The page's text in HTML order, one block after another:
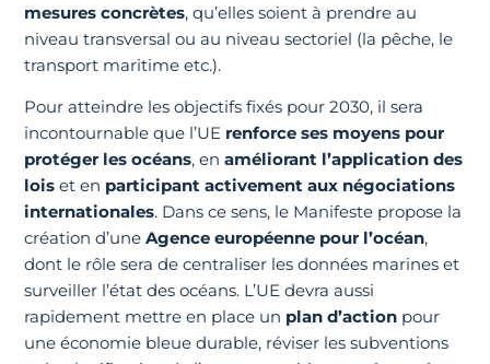
mesures concrètes, qu’elles soient à prendre au
niveau transversal ou au niveau sectoriel (la pêche, le
transport maritime etc.).
Pour atteindre les objectifs fixés pour 2030, il sera
incontournable que l’UE renforce ses moyens pour
protéger les océans, enaméliorant l’application des
lois et en participant activement aux négociations
internationales. Dans ce sens, le Manifeste propose la
création d’uneAgence européenne pour l’océan,
dont le rôle sera de centraliser les données marines et
surveiller l’état des océans. L’UE devra aussi
rapidement mettre en place un plan d’action pour
une économie bleue durable, réviser les subventions